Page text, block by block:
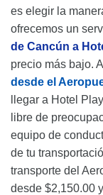
es elegir la
ofrecemos un
de Cancún a
precio más bajo.
desde el
llegar a Hotel
libre de
equipo de
de tu
transporte del
desde $2,150.00